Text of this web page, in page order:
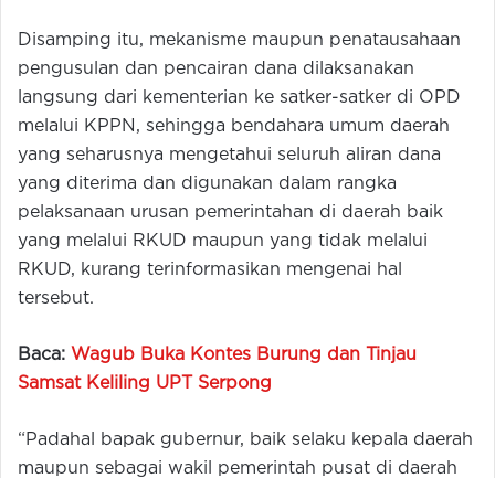
Disamping itu, mekanisme maupun penatausahaan
pengusulan dan pencairan dana dilaksanakan
langsung dari kementerian ke satker-satker di OPD
melalui KPPN, sehingga bendahara umum daerah
yang seharusnya mengetahui seluruh aliran dana
yang diterima dan digunakan dalam rangka
pelaksanaan urusan pemerintahan di daerah baik
yang melalui RKUD maupun yang tidak melalui
RKUD, kurang terinformasikan mengenai hal
tersebut.
Baca: Wagub Buka Kontes Burung dan Tinjau
Samsat Keliling UPT Serpong
“Padahal bapak gubernur, baik selaku kepala daerah
maupun sebagai wakil pemerintah pusat di daerah